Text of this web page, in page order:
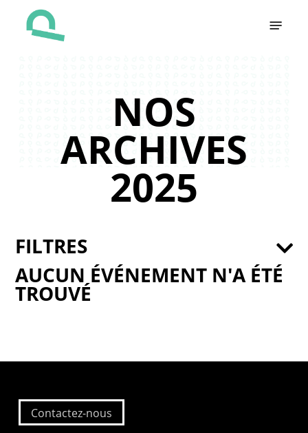
NOS
ARCHIVES
2025
AUCUN ÉVÉNEMENT N'A ÉTÉ
TROUVÉ
FILTRES
Contactez-nous